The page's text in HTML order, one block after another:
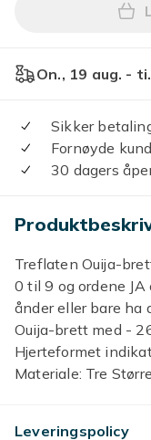
On., 19 aug. -
Sikker
Fornøyde
30 dagers
Treflaten Ouija-
0 til 9 og ordene
ånder eller bare ha
Ouija-brett med -
Hjerteformet
Materiale: Tre
Leveringspolicy